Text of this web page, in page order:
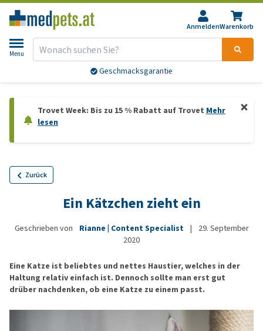
AnmeldenWarenkorb
Menu
Geschmacksgarantie
Trovet Week: Bis zu 15 % Rabatt auf Trovet Mehr
lesen
Zurück
Ein Kätzchen zieht ein
Geschrieben von Rianne | Content Specialist |
29. September
2020
Eine Katze ist beliebtes und nettes Haustier, welches in der
Haltung relativ einfach ist. Dennoch sollte man erst gut
drüber nachdenken, ob eine Katze zu einem passt.